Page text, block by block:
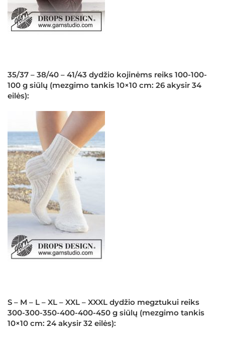
35/37 – 38/40 – 41/43 dydžio kojinėms reiks 100-100-
100 g siūlų (mezgimo tankis 10×10 cm: 26 akysir 34
eilės):
S – M – L – XL – XXL – XXXL dydžio megztukui reiks
300-300-350-400-400-450 g siūlų (mezgimo tankis
10×10 cm: 24 akysir 32 eilės):